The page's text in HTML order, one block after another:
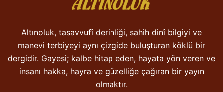
Altınoluk, tasavvufî derinliği, sahih dinî bilgiyi ve
manevi terbiyeyi aynı çizgide buluşturan köklü bir
dergidir. Gayesi; kalbe hitap eden, hayata yön veren ve
insanı hakka, hayra ve güzelliğe çağıran bir yayın
olmaktır.